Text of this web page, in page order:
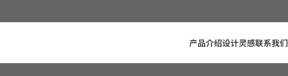
产品介绍设计灵感联系我们